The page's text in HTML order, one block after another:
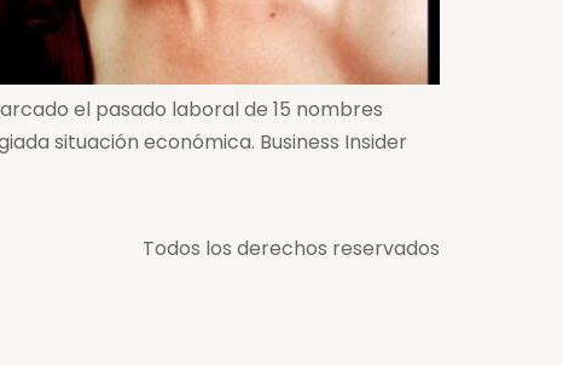
el pasado laboral de 15 nombres
situación económica. Business Insider
Todos los derechos reservados